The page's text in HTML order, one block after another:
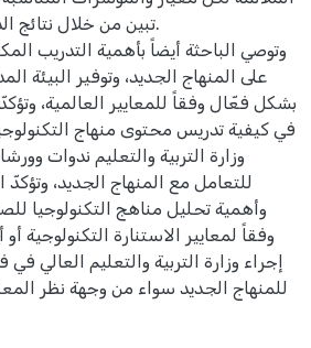
تبين من خلال نتائج
وتوصي الباحثة أيضاً بأهمية التدريب
على المنهاج الجديد، وتوفير البيئة
بشكل فعّال وفقاً للمعايير العالمية،
في كيفية تدريس محتوى منهاج
وزارة التربية والتعليم ندوات
للتعامل مع المنهاج الجديد،
وفقاً لمعايير الاستنارة التكنولوجية
إجراء وزارة التربية والتعليم العالي
للمنهاج الجديد سواء من وجهة نظر